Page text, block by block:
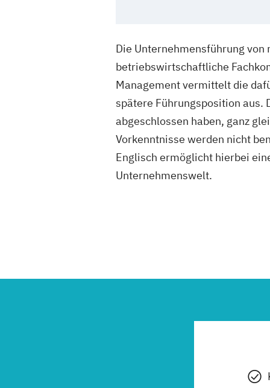
Die Unternehmensführung
betriebswirtschaftliche
Management vermittelt die
spätere Führungsposition aus.
abgeschlossen haben, ganz
Vorkenntnisse werden nicht
Englisch ermöglicht hierbei
Unternehmenswelt.